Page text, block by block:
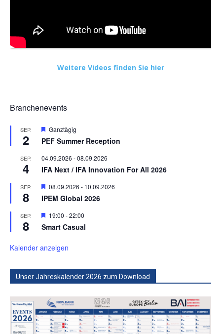
Weitere Videos finden Sie hier
Branchenevents
SEP.
2
Hervorgehoben
Ganztägig
PEF Summer Reception
SEP.
4
04.09.2026 -08.09.2026
IFA Next / IFA Innovation For All 2026
SEP.
8
Hervorgehoben
08.09.2026 - 10.09.2026
IPEM Global 2026
SEP.
8
Hervorgehoben
19:00 -22:00
Smart Casual
Kalender anzeigen
Unser Jahreskalender 2026 zum Download